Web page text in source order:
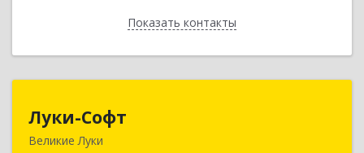
Показать контакты
Назад
Луки-Софт
Великие Луки182113, Псковская обл, Великие Луки г,